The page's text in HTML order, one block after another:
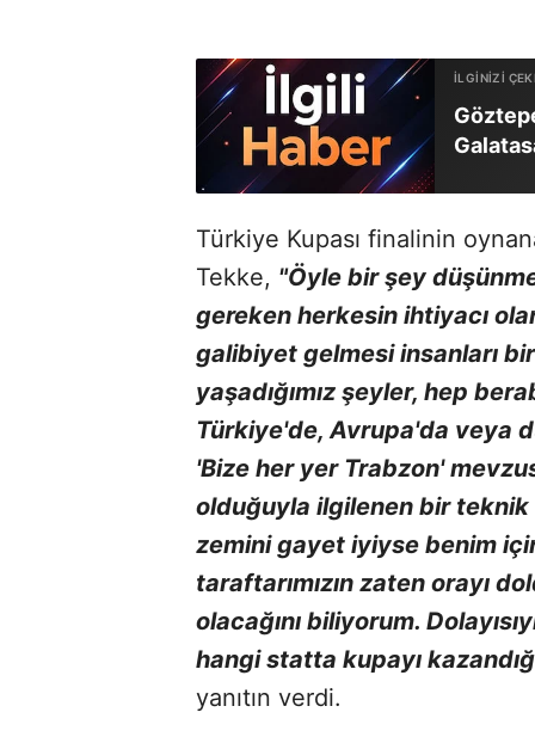
Türkiye Kupası finalinin
Tekke, "Öyle bir şey
gereken herkesin ihtiyacı
galibiyet gelmesi insanları
yaşadığımız şeyler, hep
Türkiye'de, Avrupa'da veya
'Bize her yer Trabzon'
olduğuyla ilgilenen bir teknik
zemini gayet iyiyse benim
taraftarımızın zaten orayı
olacağını biliyorum.
hangi statta kupayı
yanıtın verdi.